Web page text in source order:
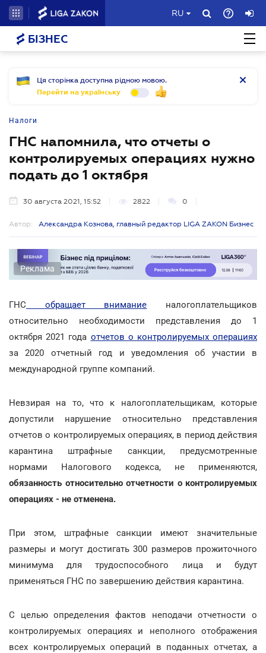
RU
БІЗНЕС
Ця сторінка доступна рідною мовою.
Перейти на українську
Налоги
ГНС напомнила, что отчеты о
контролируемых операциях нужно
подать до 1 октября
30 августа 2021, 15:52 2822 0
Автор: Александра Кознова, главный редактор LIGA ZAKON Бизнес
Реклама
ГНС обращает внимание налогоплательщиков
относительно необходимости представления до 1
октября 2021 года отчетов о контролируемых операциях
за 2020 отчетный год и уведомления об участии в
международной группе компаний.
Невзирая на то, что к налогоплательщикам, которые
допустили нарушение относительно представления
отчетов о контролируемых операциях, в период действия
карантина штрафные санкции, предусмотренные
нормами Налогового кодекса, не применяются,
обязанность относительно отчетности о контролируемых
операциях - не отменена.
При этом, штрафные санкции имеют значительные
размеры и могут достигать 300 размеров прожиточного
минимума для трудоспособного лица и будут
применяться ГНС по завершению действия карантина.
С целью определения фактов неподачи отчетности о
контролируемых операциях и неполного отображения
всех контролируемых операций в поданных отчетах, а